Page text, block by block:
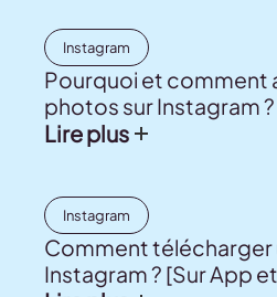
Instagram
Pourquoi et comment
photos sur Instagram ?
Lire plus
Instagram
Comment télécharger
Instagram ? [Sur App